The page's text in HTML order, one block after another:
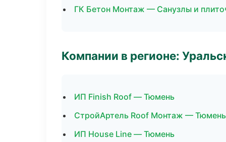
ГК Бетон Монтаж — Санузлы и
Компании в регионе:
ИП Finish Roof — Тюмень
СтройАртель Roof Монтаж — Тюмень
ИП House Line — Тюмень